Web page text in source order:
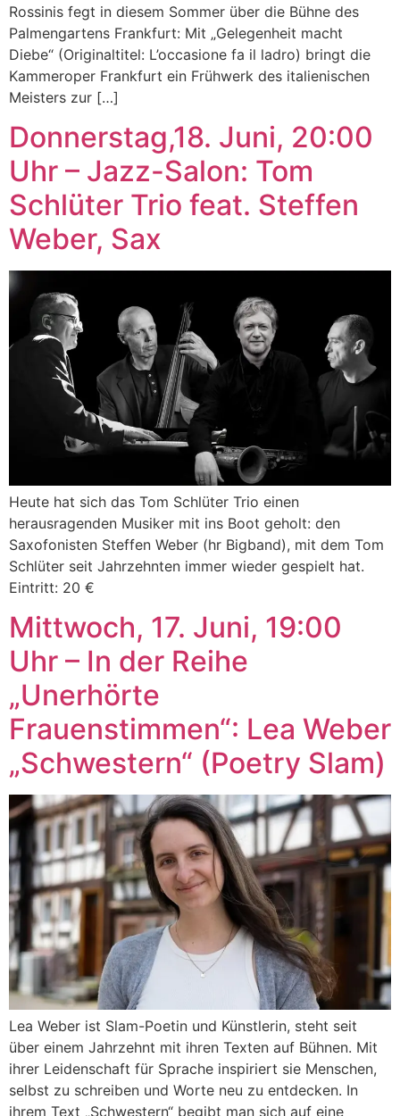
Rossinis fegt in diesem Sommer über die Bühne des
Palmengartens Frankfurt: Mit „Gelegenheit macht
Diebe“ (Originaltitel: L’occasione fa il ladro) bringt die
Kammeroper Frankfurt ein Frühwerk des italienischen
Meisters zur […]
Donnerstag,18. Juni, 20:00
Uhr – Jazz-Salon: Tom
Schlüter Trio feat. Steffen
Weber, Sax​
Heute hat sich das Tom Schlüter Trio einen
herausragenden Musiker mit ins Boot geholt: den
Saxofonisten Steffen Weber (hr Bigband), mit dem Tom
Schlüter seit Jahrzehnten immer wieder gespielt hat.
Eintritt: 20 €
Mittwoch, 17. Juni, 19:00
Uhr – In der Reihe
„Unerhörte
Frauenstimmen“: Lea Weber
„Schwestern“ (Poetry Slam)
Lea Weber ist Slam-Poetin und Künstlerin, steht seit
über einem Jahrzehnt mit ihren Texten auf Bühnen. Mit
ihrer Leidenschaft für Sprache inspiriert sie Menschen,
selbst zu schreiben und Worte neu zu entdecken. In
ihrem Text „Schwestern“ begibt man sich auf eine